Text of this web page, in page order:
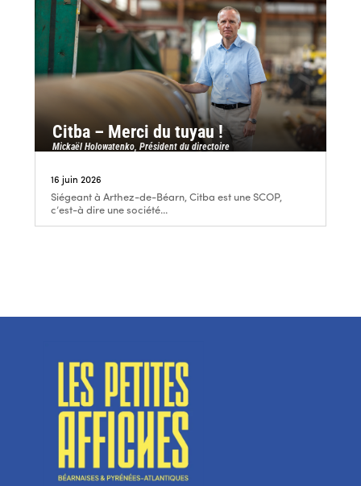
Citba – Merci du tuyau !
Mickaël Holowatenko, Président du directoire
16 juin 2026
Siégeant à Arthez-de-Béarn, Citba est une SCOP,
c’est-à dire une société...